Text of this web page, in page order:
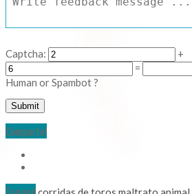
Captcha:
+
=
Human or Spambot ?
Comparte!